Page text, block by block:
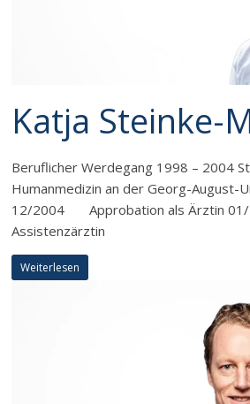
Katja Steinke-
Beruflicher Werdegang 1998 – 2004
Humanmedizin an der Georg-August-
12/2004 Approbation als Ärztin 01/
Assistenzärztin
Weiterlesen